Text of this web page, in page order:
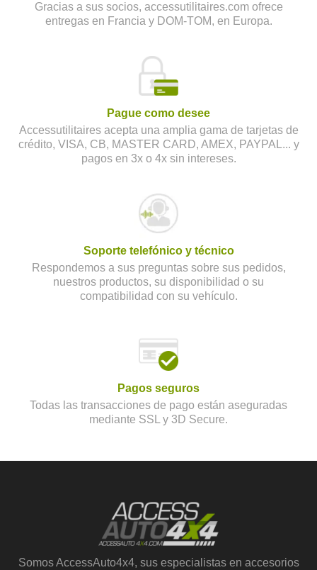
Gracias a sus socios, accessutilitaires.com ofrece
entregas en Francia y DOM-TOM, en Europa.
Pague como desee
Accessutilitaires acepta una amplia gama de tarjetas de
crédito, VISA, CB, MASTER CARD, AMEX, PAYPAL... y
pagos en 3x o 4x sin intereses.
Soporte telefónico y técnico
Respondemos a sus preguntas sobre sus pedidos,
nuestros productos, su disponibilidad o su
compatibilidad con su vehículo.
Pagos seguros
Todas las transacciones de pago están aseguradas
mediante SSL y 3D Secure.
Somos AccessAuto4x4, sus especialistas en accesorios